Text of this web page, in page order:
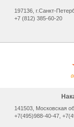
197136, г.Санкт-
+7 (812) 385-60-20
141503, Мocкoвcкaя
+7(495)988-40-47,